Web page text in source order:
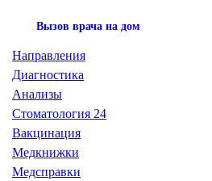
Вызов врача на дом
Направления
Диагностика
Анализы
Стоматология 24
Вакцинация
Медкнижки
Медсправки